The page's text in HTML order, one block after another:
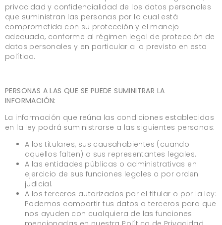
privacidad y confidencialidad de los datos personales
que suministran las personas por lo cual está
comprometida con su protección y el manejo
adecuado, conforme al régimen legal de protección de
datos personales y en particular a lo previsto en esta
política.
PERSONAS A LAS QUE SE PUEDE SUMINITRAR LA
INFORMACIÓN:
La información que reúna las condiciones establecidas
en la ley podrá suministrarse a las siguientes personas:
A los titulares, sus causahabientes (cuando
aquellos falten) o sus representantes legales.
A las entidades públicas o administrativas en
ejercicio de sus funciones legales o por orden
judicial.
A los terceros autorizados por el titular o por la ley:
Podemos compartir tus datos a terceros para que
nos ayuden con cualquiera de las funciones